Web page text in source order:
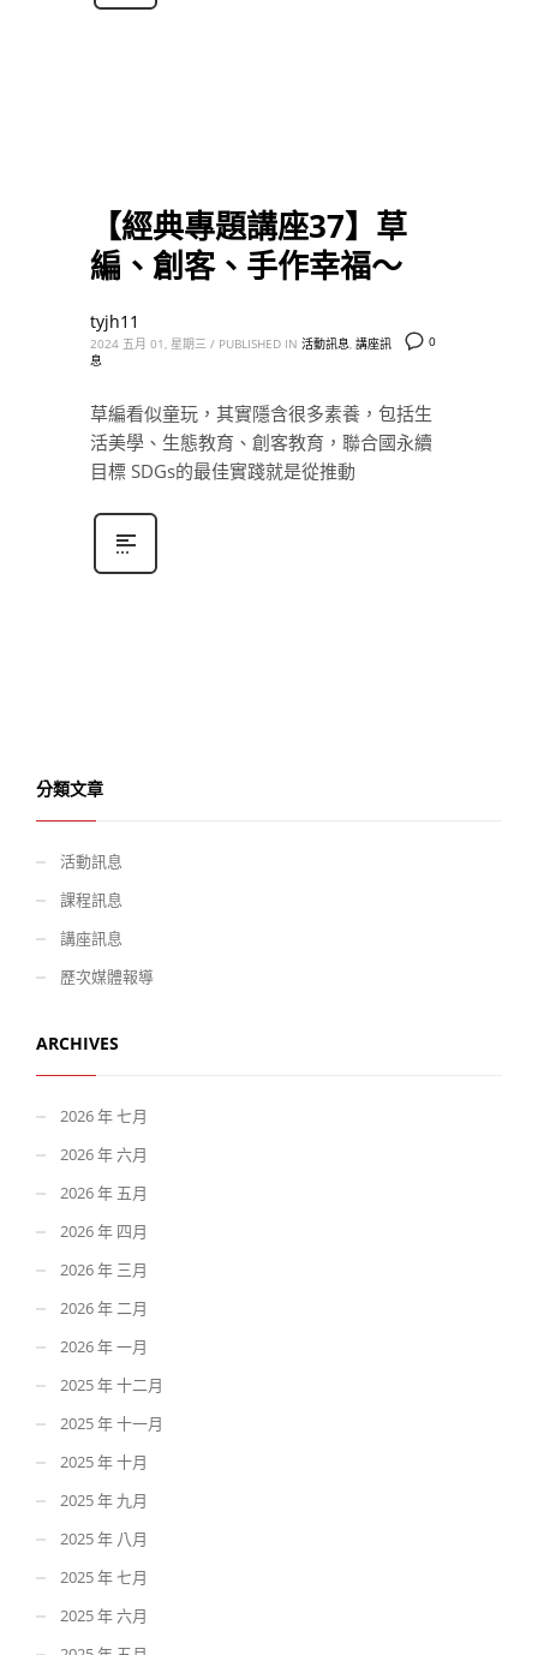
【經典專題講座37】草
編、創客、手作幸福～
0
tyjh11
2024 五月 01, 星期三 / PUBLISHED IN 活動訊息 講座訊
息
草編看似童玩，其實隱含很多素養，包括生
活美學、生態教育、創客教育，聯合國永續
目標 SDGs的最佳實踐就是從推動
分類文章
活動訊息
課程訊息
講座訊息
歷次媒體報導
ARCHIVES
2026 年 七月
2026 年 六月
2026 年 五月
2026 年 四月
2026 年 三月
2026 年 二月
2026 年 一月
2025 年 十二月
2025 年 十一月
2025 年 十月
2025 年 九月
2025 年 八月
2025 年 七月
2025 年 六月